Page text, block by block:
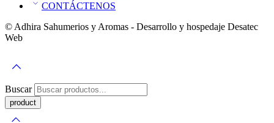
CONTÁCTENOS
© Adhira Sahumerios y Aromas - Desarrollo y hospedaje Desatec
Web
Buscar